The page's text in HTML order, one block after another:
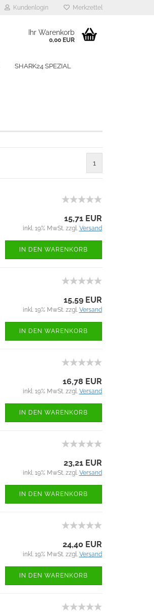
Kundenlogin Merkzettel
Ihr Warenkorb
0,00 EUR
SHARK24 SPEZIAL
1
15,71 EUR
inkl. 19% MwSt. zzgl. Versand
IN DEN WARENKORB
15,59 EUR
inkl. 19% MwSt. zzgl. Versand
IN DEN WARENKORB
16,78 EUR
inkl. 19% MwSt. zzgl. Versand
IN DEN WARENKORB
23,21 EUR
inkl. 19% MwSt. zzgl. Versand
IN DEN WARENKORB
24,40 EUR
inkl. 19% MwSt. zzgl. Versand
IN DEN WARENKORB